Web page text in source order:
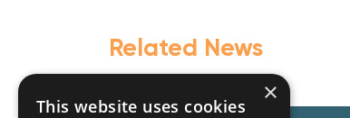
Related News
×
This website uses cookies